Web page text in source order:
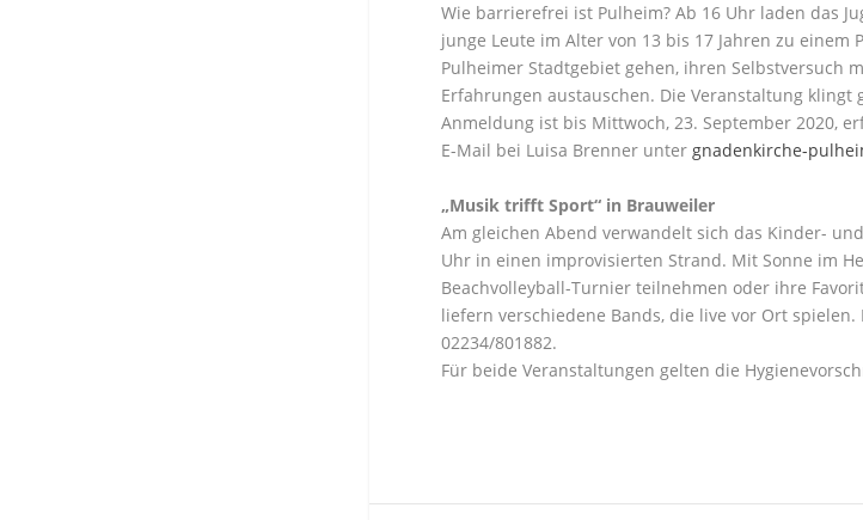
Wie barrierefrei ist Pulheim? Ab 16 Uhr laden das
junge Leute im Alter von 13 bis 17 Jahren zu
Pulheimer Stadtgebiet gehen, ihren Selbstversuch
Erfahrungen austauschen. Die Veranstaltung klingt
Anmeldung ist bis Mittwoch, 23. September 2020,
E-Mail bei Luisa Brenner untergnadenkirche-
„Musik trifft Sport“ in Brauweiler
Am gleichen Abend verwandelt sich das Kinder-
Uhr in einen improvisierten Strand. Mit Sonne im
Beachvolleyball-Turnier teilnehmen oder ihre
liefern verschiedene Bands, die live vor Ort
02234/801882.
Für beide Veranstaltungen gelten die